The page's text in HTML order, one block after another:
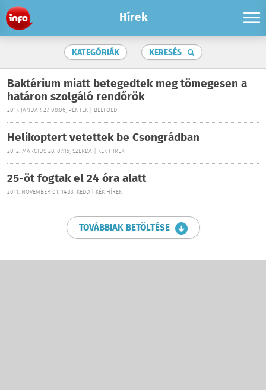
Hírek
KATEGÓRIÁK KERESÉS
Baktérium miatt betegedtek meg tömegesen a
határon szolgáló rendőrök
2017. JANUÁR 27. 08:06, PÉNTEK | BELFÖLD
Helikoptert vetettek be Csongrádban
2012. MÁRCIUS 28. 07:15, SZERDA | KÉK HÍREK
25-öt fogtak el 24 óra alatt
2011. NOVEMBER 01. 14:33, KEDD | KÉK HÍREK
TOVÁBBIAK BETÖLTÉSE